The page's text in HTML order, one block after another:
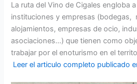
La ruta del Vino de Cigales engloba
instituciones y empresas (bodegas,
alojamientos, empresas de ocio,
asociaciones…) que tienen como
trabajar por el enoturismo en el
Leer el articulo completo publicado